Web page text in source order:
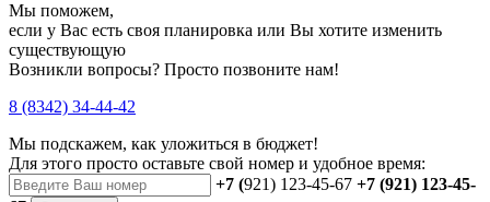
Мы поможем,
если у Вас есть своя планировка или Вы хотите изменить
существующую
Возникли вопросы? Просто позвоните нам!
8 (8342) 34-44-42
Мы подскажем, как уложиться в бюджет!
Для этого просто оставьте свой номер и удобное время:
+7 (921) 123-45-67 +7 (921) 123-45-